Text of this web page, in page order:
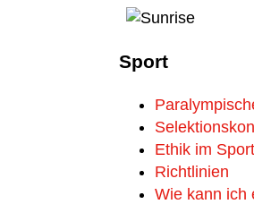
Sport
Ethik im Sport
Richtlinien
Wie kann ich